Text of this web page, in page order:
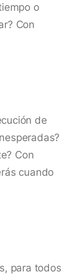
o
Con
de
Con
cuando
para todos